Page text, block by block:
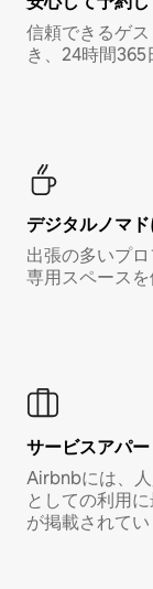
信頼できるゲ
き、24時間365
デジタルノマ
出張の多いプ
専用スペースを
サービスアパ
Airbnbには、
としての利用
が掲載されてい